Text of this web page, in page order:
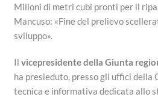
Milioni di metri cubi pronti per il
Mancuso: «Fine del prelievo
sviluppo».
Ilvicepresidente della Giunta
ha presieduto, presso gli uffici della
tecnica e informativa dedicata allo